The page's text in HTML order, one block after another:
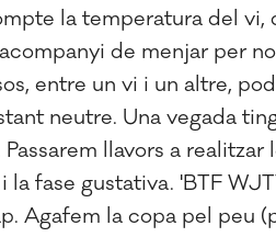
la temperatura del
de menjar per
entre un vi i un altre,
neutre. Una vegada
llavors a realitzar
fase gustativa. 'BTF
Agafem la copa pel peu